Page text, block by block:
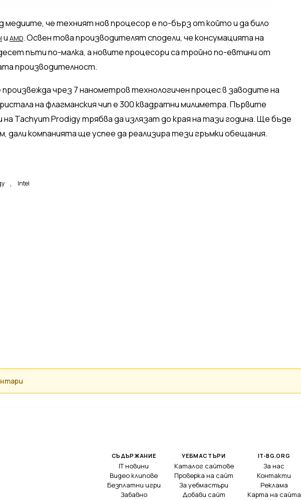
медиите, че техният нов процесор е по-бърз от който и да било
и AMD. Освен това производителят сподели, че консумацията на
пъти по-малка, а новите процесори са тройно по-евтини от
производителност.
чрез 7 нанометров технологичен процес в заводите на
на флагманския чип е 300 квадратни милиметра. Първите
Tachyum Prodigy трябва да излязат до края на тази година. Ще бъде
дали компанията ще успее да реализира тези гръмки обещания.
, Intel
СЪДЪРЖАНИЕ
IT новини
Видео клипове
Безплатни игри
Забавно
УЕБМАСТЪРИ
Каталог сайтове
Проверка на сайт
За уебмастъри
Добави сайт
IT-BG.ORG
За нас
Контакти
Реклама
Карта на сайта